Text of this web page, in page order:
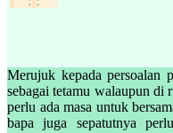
Merujuk kepada persoalan
sebagai tetamu walaupun di
perlu ada masa untuk
bapa juga sepatutnya